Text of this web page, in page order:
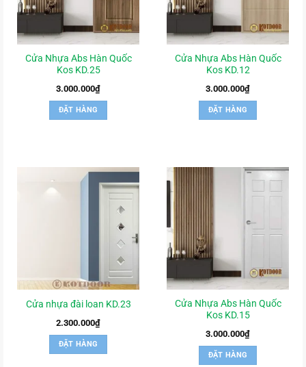
Cửa Nhựa Abs Hàn Quốc
Kos KD.25
3.000.000₫
ĐẶT HÀNG
Cửa Nhựa Abs Hàn Quốc
Kos KD.12
3.000.000₫
ĐẶT HÀNG
Cửa nhựa đài loan KD.23
2.300.000₫
ĐẶT HÀNG
Cửa Nhựa Abs Hàn Quốc
Kos KD.15
3.000.000₫
ĐẶT HÀNG